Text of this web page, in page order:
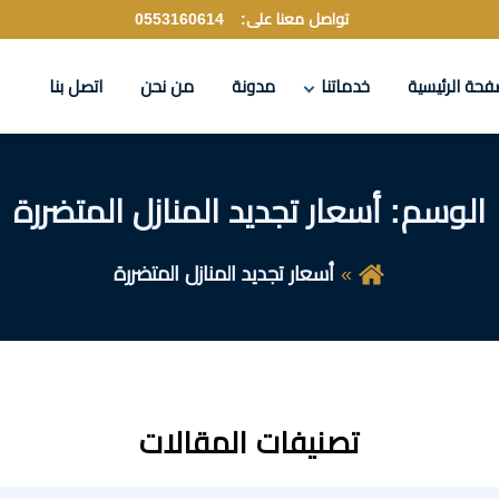
تواصل معنا على: 0553160614
الرئيسية خدماتنا مدونة من نحن اتصل بنا
الوسم: أسعار تجديد المنازل المتضررة
أسعار تجديد المنازل المتضررة
تصنيفات المقالات